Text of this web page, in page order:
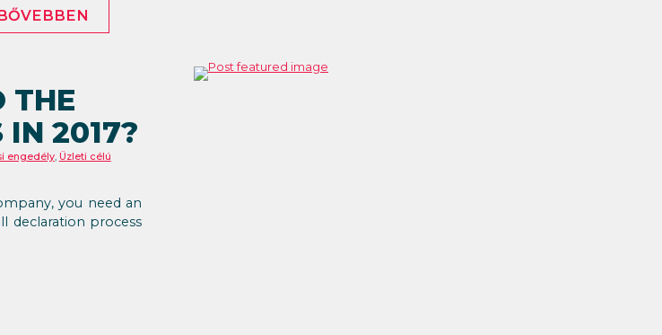
THE
IN 2017?
engedély, Üzleti célú
you need an
declaration process